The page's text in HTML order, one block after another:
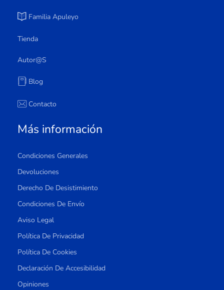
Familia Apuleyo
Tienda
Autor@s
Blog
Contacto
Más información
Condiciones Generales
Devoluciones
Derecho De Desistimiento
Condiciones De Envío
Aviso Legal
Política De Privacidad
Política De Cookies
Declaración De Accesibilidad
Opiniones